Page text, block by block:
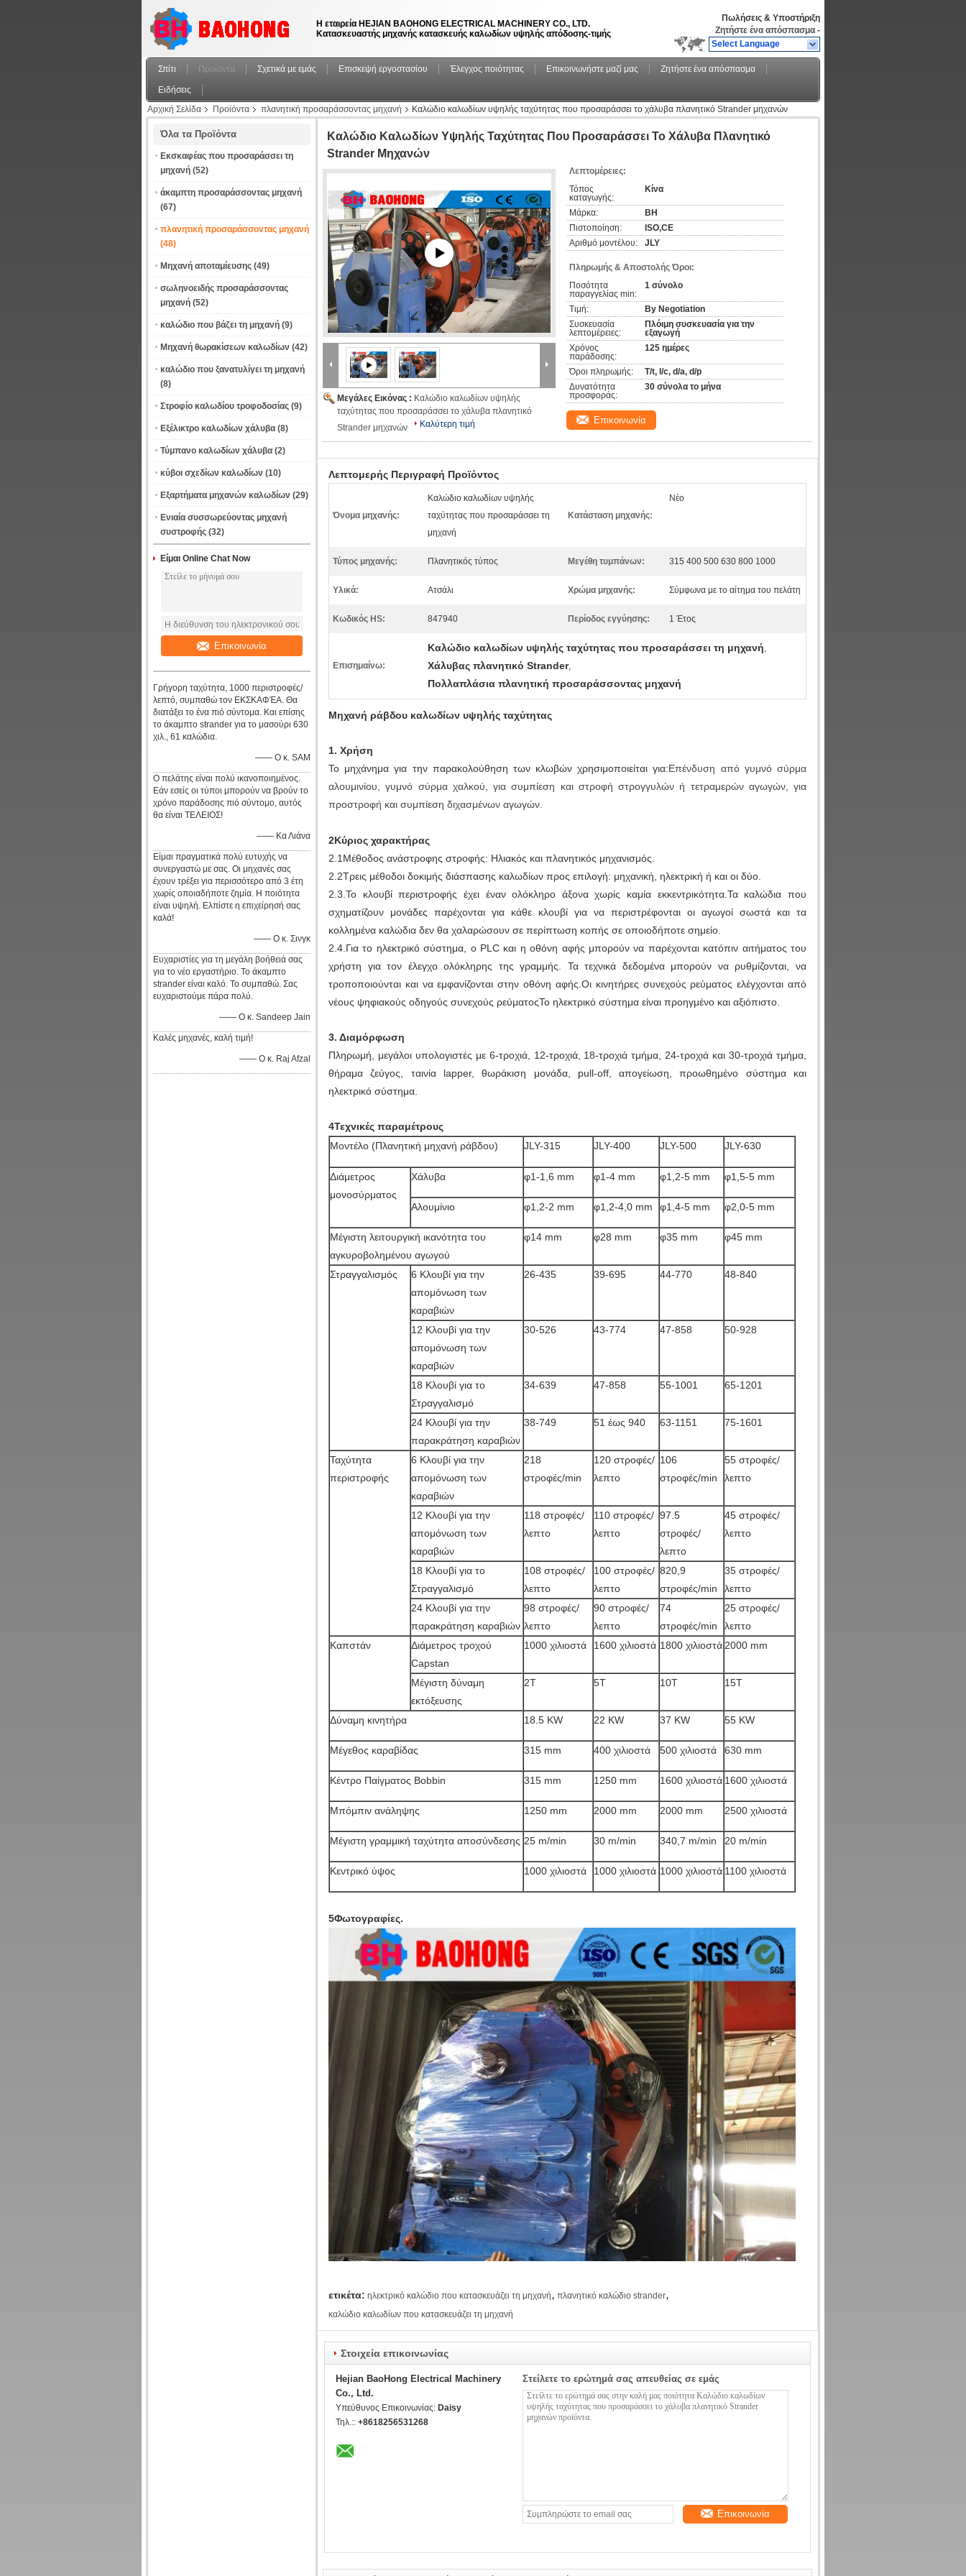
Η εταιρεία HEJIAN BAOHONG ELECTRICAL MACHINERY CO., LTD.
Κατασκευαστής μηχανής κατασκευής καλωδίων υψηλής απόδοσης-τιμής
Πωλήσεις & Υποστήριξη
Ζητήστε ένα απόσπασμα -
Select Language
Σπίτι Προϊόντα Σχετικά με εμάς Επισκεψή εργοστασίου Έλεγχος ποιότητας Επικοινωνήστε μαζί μας Ζητήστε ένα απόσπασμα
Ειδήσεις
Αρχική Σελίδα
Προϊόντα πλανητική προσαράσσοντας μηχανή Καλώδιο καλωδίων υψηλής ταχύτητας που προσαράσσει το χάλυβα πλανητικό Strander μηχανών
Όλα τα Προϊόντα
Εκσκαφέας που προσαράσσει τη
μηχανή (52)
άκαμπτη προσαράσσοντας μηχανή
(67)
πλανητική προσαράσσοντας μηχανή
(48)
Μηχανή αποταμίευσης (49)
σωληνοειδής προσαράσσοντας
μηχανή (52)
καλώδιο που βάζει τη μηχανή (9)
Μηχανή θωρακίσεων καλωδίων (42)
καλώδιο που ξανατυλίγει τη μηχανή
(8)
Στροφίο καλωδίου τροφοδοσίας (9)
Εξέλικτρο καλωδίων χάλυβα (8)
Τύμπανο καλωδίων χάλυβα (2)
κύβοι σχεδίων καλωδίων (10)
Εξαρτήματα μηχανών καλωδίων (29)
Ενιαία συσσωρεύοντας μηχανή
συστροφής (32)
Είμαι Online Chat Now
Επικοινωνία
Γρήγορη ταχύτητα, 1000 περιστροφές/
λεπτό, συμπαθώ τον ΕΚΣΚΑΦΈΑ. Θα
διατάξει το ένα πιό σύντομα. Και επίσης
το άκαμπτο strander για το μασούρι 630
χιλ., 61 καλώδια.
—— Ο κ. SAM
Ο πελάτης είναι πολύ ικανοποιημένος.
Εάν εσείς οι τύποι μπορούν να βρούν το
χρόνο παράδοσης πιό σύντομο, αυτός
θα είναι ΤΕΛΕΙΟΣ!
—— Κα Λιάνα
Είμαι πραγματικά πολύ ευτυχής να
συνεργαστώ με σας. Οι μηχανές σας
έχουν τρέξει για περισσότερο από 3 έτη
χωρίς οποιαδήποτε ζημία. Η ποιότητα
είναι υψηλή. Ελπίστε η επιχείρησή σας
καλά!
—— Ο κ. Σινγκ
Ευχαριστίες για τη μεγάλη βοήθειά σας
για το νέο εργαστήριο. Το άκαμπτο
strander είναι καλό. Το συμπαθώ. Σας
ευχαριστούμε πάρα πολύ.
—— Ο κ. Sandeep Jain
Καλές μηχανές, καλή τιμή!
—— Ο κ. Raj Afzal
Καλώδιο Καλωδίων Υψηλής Ταχύτητας Που Προσαράσσει Το Χάλυβα Πλανητικό
Strander Μηχανών
Μεγάλες Εικόνας : Καλώδιο καλωδίων υψηλής
ταχύτητας που προσαράσσει το χάλυβα πλανητικό
Strander μηχανών
Καλύτερη τιμή
Λεπτομέρειες:
Τόπος
καταγωγής:
Κίνα
Μάρκα:
BH
Πιστοποίηση:
ISO,CE
Αριθμό μοντέλου:
JLY
Πληρωμής & Αποστολής Όροι:
Ποσότητα
παραγγελίας min:
1 σύνολο
Τιμή:
By Negotiation
Συσκευασία
λεπτομέρειες:
Πλόιμη συσκευασία για την
εξαγωγή
Χρόνος
παράδοσης:
125 ημέρες
Όροι πληρωμής:
T/t, l/c, d/a, d/p
Δυνατότητα
προσφοράς:
30 σύνολα το μήνα
Επικοινωνία
Λεπτομερής Περιγραφή Προϊόντος
Όνομα μηχανής:
Καλώδιο καλωδίων υψηλής
ταχύτητας που προσαράσσει τη
μηχανή
Κατάσταση μηχανής:
Νέο
Τύπος μηχανής: Πλανητικός τύπος Μεγέθη τυμπάνων: 315 400 500 630 800 1000
Υλικά: Ατσάλι Χρώμα μηχανής: Σύμφωνα με το αίτημα του πελάτη
Κωδικός HS: 847940 Περίοδος εγγύησης: 1 Έτος
Επισημαίνω:
Καλώδιο καλωδίων υψηλής ταχύτητας που προσαράσσει τη μηχανή,
Χάλυβας πλανητικό Strander,
Πολλαπλάσια πλανητική προσαράσσοντας μηχανή
Μηχανή ράβδου καλωδίων υψηλής ταχύτητας
1. Χρήση
Το μηχάνημα για την παρακολούθηση των κλωβών χρησιμοποιείται για:Επένδυση από γυμνό σύρμα
αλουμινίου, γυμνό σύρμα χαλκού, για συμπίεση και στροφή στρογγυλών ή τετραμερών αγωγών, για
προστροφή και συμπίεση διχασμένων αγωγών.
2Κύριος χαρακτήρας
2.1Μέθοδος ανάστροφης στροφής: Ηλιακός και πλανητικός μηχανισμός.
2.2Τρεις μέθοδοι δοκιμής διάσπασης καλωδίων προς επιλογή: μηχανική, ηλεκτρική ή και οι δύο.
2.3. Το κλουβί περιστροφής έχει έναν ολόκληρο άξονα χωρίς καμία εκκεντρικότητα.Τα καλώδια που
σχηματίζουν μονάδες παρέχονται για κάθε κλουβί για να περιστρέφονται οι αγωγοί σωστά και τα
κολλημένα καλώδια δεν θα χαλαρώσουν σε περίπτωση κοπής σε οποιοδήποτε σημείο.
2.4. Για το ηλεκτρικό σύστημα, ο PLC και η οθόνη αφής μπορούν να παρέχονται κατόπιν αιτήματος του
χρήστη για τον έλεγχο ολόκληρης της γραμμής. Τα τεχνικά δεδομένα μπορούν να ρυθμίζονται, να
τροποποιούνται και να εμφανίζονται στην οθόνη αφής.Οι κινητήρες συνεχούς ρεύματος ελέγχονται από
νέους ψηφιακούς οδηγούς συνεχούς ρεύματοςΤο ηλεκτρικό σύστημα είναι προηγμένο και αξιόπιστο.
3. Διαμόρφωση
Πληρωμή, μεγάλοι υπολογιστές με 6-τροχιά, 12-τροχιά, 18-τροχιά τμήμα, 24-τροχιά και 30-τροχιά τμήμα,
θήραμα ζεύγος, ταινία lapper, θωράκιση μονάδα, pull-off, απογείωση, προωθημένο σύστημα και
ηλεκτρικό σύστημα.
4Τεχνικές παραμέτρους
Μοντέλο (Πλανητική μηχανή ράβδου)
JLY-315 JLY-400 JLY-500 JLY-630
Διάμετρος
μονοσύρματος
Χάλυβα φ1-1,6 mm φ1-4 mm φ1,2-5 mm φ1,5-5 mm
Αλουμίνιο φ1,2-2 mm φ1,2-4,0 mm φ1,4-5 mm φ2,0-5 mm
Μέγιστη λειτουργική ικανότητα του
αγκυροβολημένου αγωγού
φ14 mm φ28 mm φ35 mm φ45 mm
Στραγγαλισμός
6 Κλουβί για την
απομόνωση των
καραβιών
26-435 39-695 44-770 48-840
12 Κλουβί για την
απομόνωση των
καραβιών
30-526 43-774 47-858 50-928
18 Κλουβί για το
Στραγγαλισμό
34-639 47-858 55-1001 65-1201
24 Κλουβί για την
παρακράτηση καραβιών
38-749 51 έως 940 63-1151 75-1601
Ταχύτητα
περιστροφής
6 Κλουβί για την
απομόνωση των
καραβιών
218
στροφές/min
120 στροφές/
λεπτο
106
στροφές/min
55 στροφές/
λεπτο
12 Κλουβί για την
απομόνωση των
καραβιών
118 στροφές/
λεπτο
110 στροφές/
λεπτο
97.5
στροφές/
λεπτο
45 στροφές/
λεπτο
18 Κλουβί για το
Στραγγαλισμό
108 στροφές/
λεπτο
100 στροφές/
λεπτο
820,9
στροφές/min
35 στροφές/
λεπτο
24 Κλουβί για την
παρακράτηση καραβιών
98 στροφές/
λεπτο
90 στροφές/
λεπτο
74
στροφές/min
25 στροφές/
λεπτο
Καπστάν
Διάμετρος τροχού
Capstan
1000 χιλιοστά 1600 χιλιοστά 1800 χιλιοστά 2000 mm
Μέγιστη δύναμη
εκτόξευσης
2Τ 5Τ 10Τ 15Τ
Δύναμη κινητήρα 18.5 KW 22 KW 37 KW 55 KW
Μέγεθος καραβίδας 315 mm 400 χιλιοστά 500 χιλιοστά 630 mm
Κέντρο Παίγματος Bobbin 315 mm 1250 mm 1600 χιλιοστά 1600 χιλιοστά
Μπόμπιν ανάληψης 1250 mm 2000 mm 2000 mm 2500 χιλιοστά
Μέγιστη γραμμική ταχύτητα αποσύνδεσης 25 m/min 30 m/min 340,7 m/min 20 m/min
Κεντρικό ύψος 1000 χιλιοστά 1000 χιλιοστά 1000 χιλιοστά 1100 χιλιοστά
5Φωτογραφίες.
ετικέτα: ηλεκτρικό καλώδιο που κατασκευάζει τη μηχανή, πλανητικό καλώδιο strander,
καλώδιο καλωδίων που κατασκευάζει τη μηχανή
Στοιχεία επικοινωνίας
Hejian BaoHong Electrical Machinery
Co., Ltd.
Υπεύθυνος Επικοινωνίας: Daisy
Τηλ.:: +8618256531268
Στείλετε το ερώτημά σας απευθείας σε εμάς
Επικοινωνία